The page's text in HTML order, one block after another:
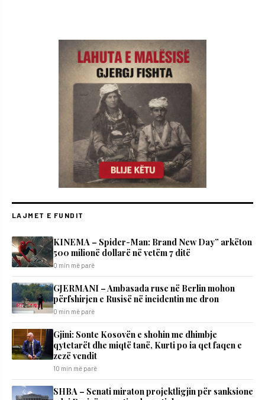
LAJMET E FUNDIT
KINEMA – Spider-Man: Brand New Day” arkëton
500 milionë dollarë në vetëm 7 ditë
0 min më parë
GJERMANI – Ambasada ruse në Berlin mohon
përfshirjen e Rusisë në incidentin me dron
0 min më parë
Gjini: Sonte Kosovën e shohin me dhimbje
qytetarët dhe miqtë tanë, Kurti po ia qet faqen e
zezë vendit
10 min më parë
SHBA – Senati miraton projektligjin për sanksione